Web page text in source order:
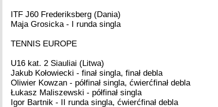
ITF J60 Frederiksberg (Dania)
Maja Grosicka - I runda singla
TENNIS EUROPE
U16 kat. 2 Siauliai (Litwa)
Jakub Kołowiecki - finał singla, finał debla
Oliwier Kowzan - półfinał singla, ćwierćfinał debla
Łukasz Maliszewski - półfinał singla
Igor Bartnik - II runda singla, ćwierćfinał debla